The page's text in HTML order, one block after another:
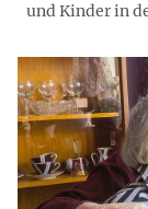
und Kinder in